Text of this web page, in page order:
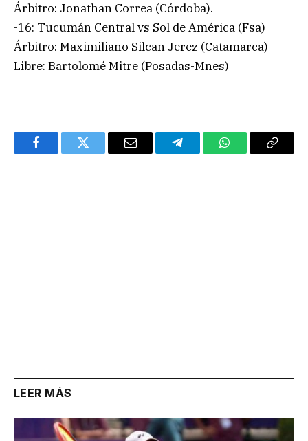
Árbitro: Jonathan Correa (Córdoba).
-16: Tucumán Central vs Sol de América (Fsa)
Árbitro: Maximiliano Silcan Jerez (Catamarca)
Libre: Bartolomé Mitre (Posadas-Mnes)
FacebookTwitter Email TelegramWhatsAppCopy
LEER MÁS